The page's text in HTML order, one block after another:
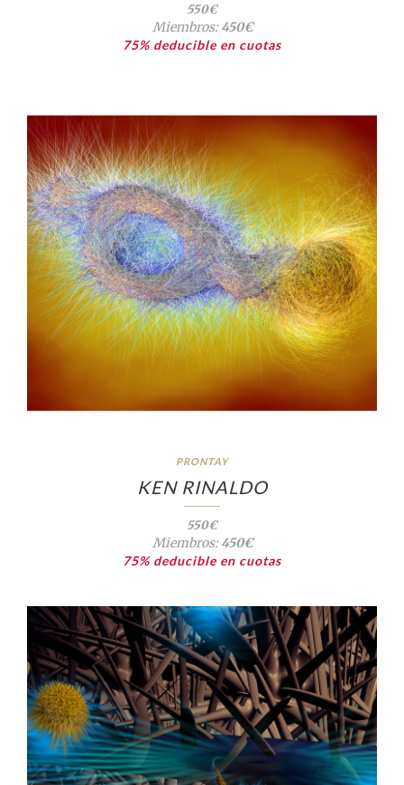
550€
Miembros:450€
75% deducible en cuotas
PRONTAY
KEN RINALDO
550€
Miembros:450€
75% deducible en cuotas